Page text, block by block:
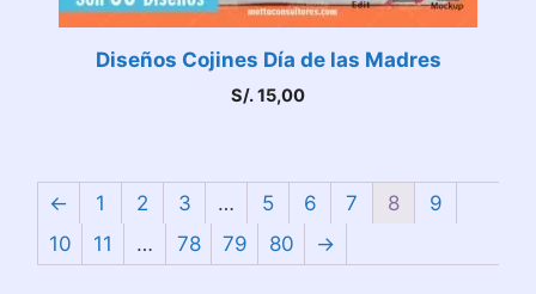
Diseños Cojines Día de las Madres
S/.15,00
← 1 2 3 … 5 6 7 8
9
10
11 … 78 79 80 →